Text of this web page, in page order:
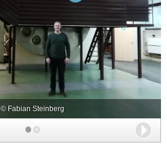
© Fabian Steinberg